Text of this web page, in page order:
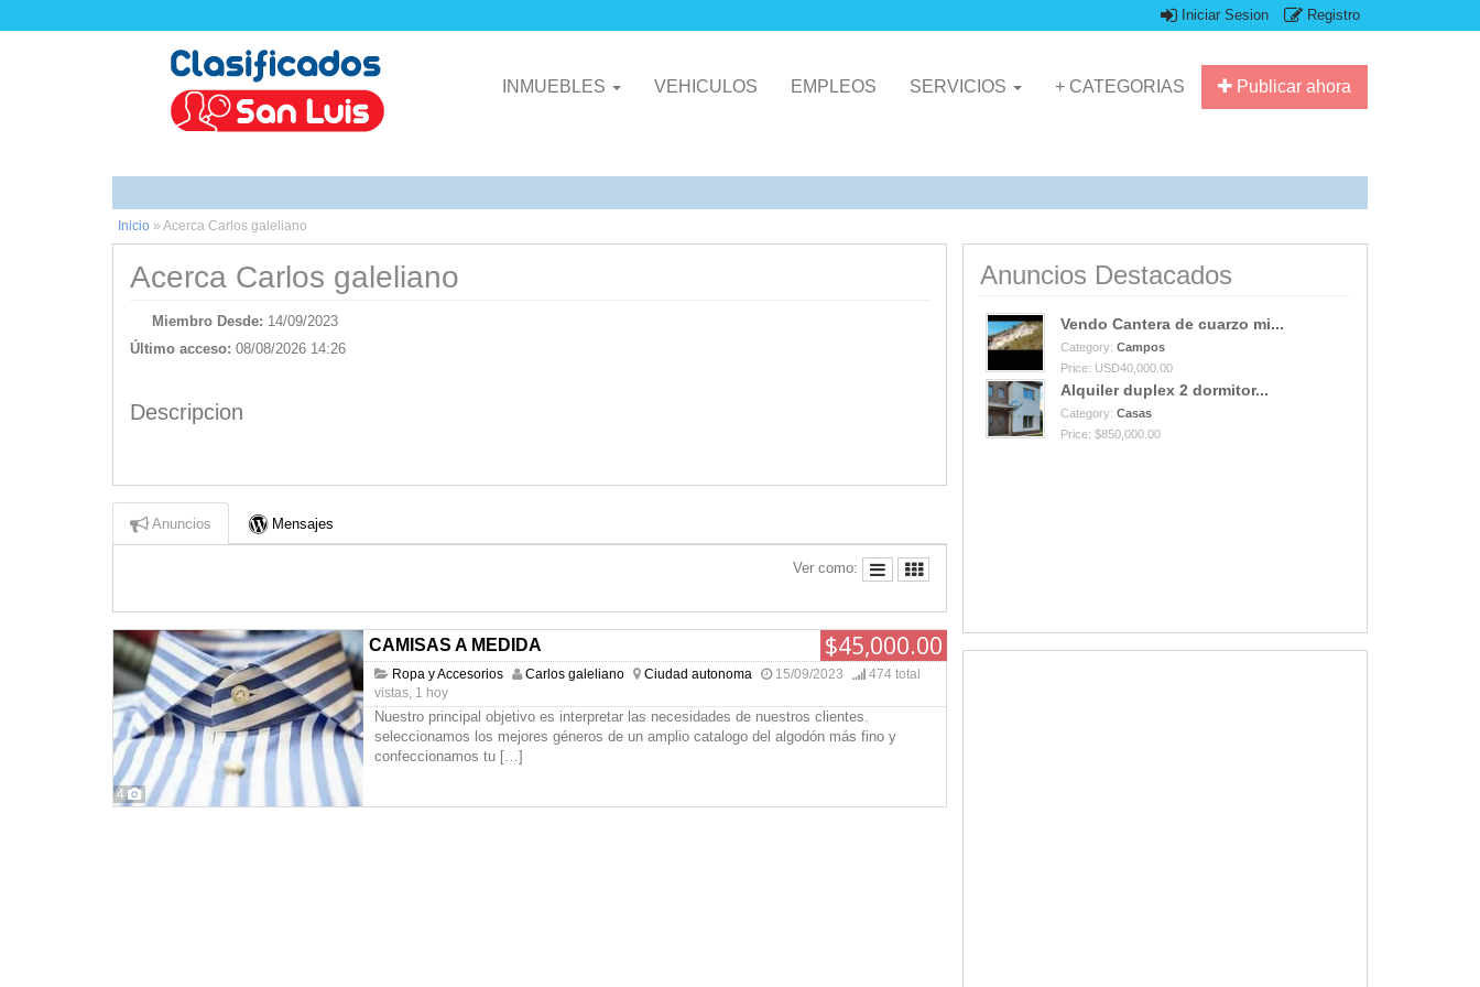
Iniciar Sesion Registro
Publicar ahora
INMUEBLES VEHICULOS EMPLEOS SERVICIOS + CATEGORIAS
Inicio » Acerca Carlos galeliano
Acerca Carlos galeliano
Miembro Desde: 14/09/2023
Último acceso: 08/08/2026 14:26
Descripcion
Anuncios Mensajes
Ver como:
4
$45,000.00
CAMISAS A MEDIDA
Ropa y Accesorios Carlos galeliano Ciudad autonoma 15/09/2023
474 total
vistas, 1 hoy
Nuestro principal objetivo es interpretar las necesidades de nuestros clientes.
seleccionamos los mejores géneros de un amplio catalogo del algodón más fino y
confeccionamos tu […]
Anuncios Destacados
Vendo Cantera de cuarzo mi...
Category: Campos
Price: USD40,000.00
Alquiler duplex 2 dormitor...
Category: Casas
Price: $850,000.00